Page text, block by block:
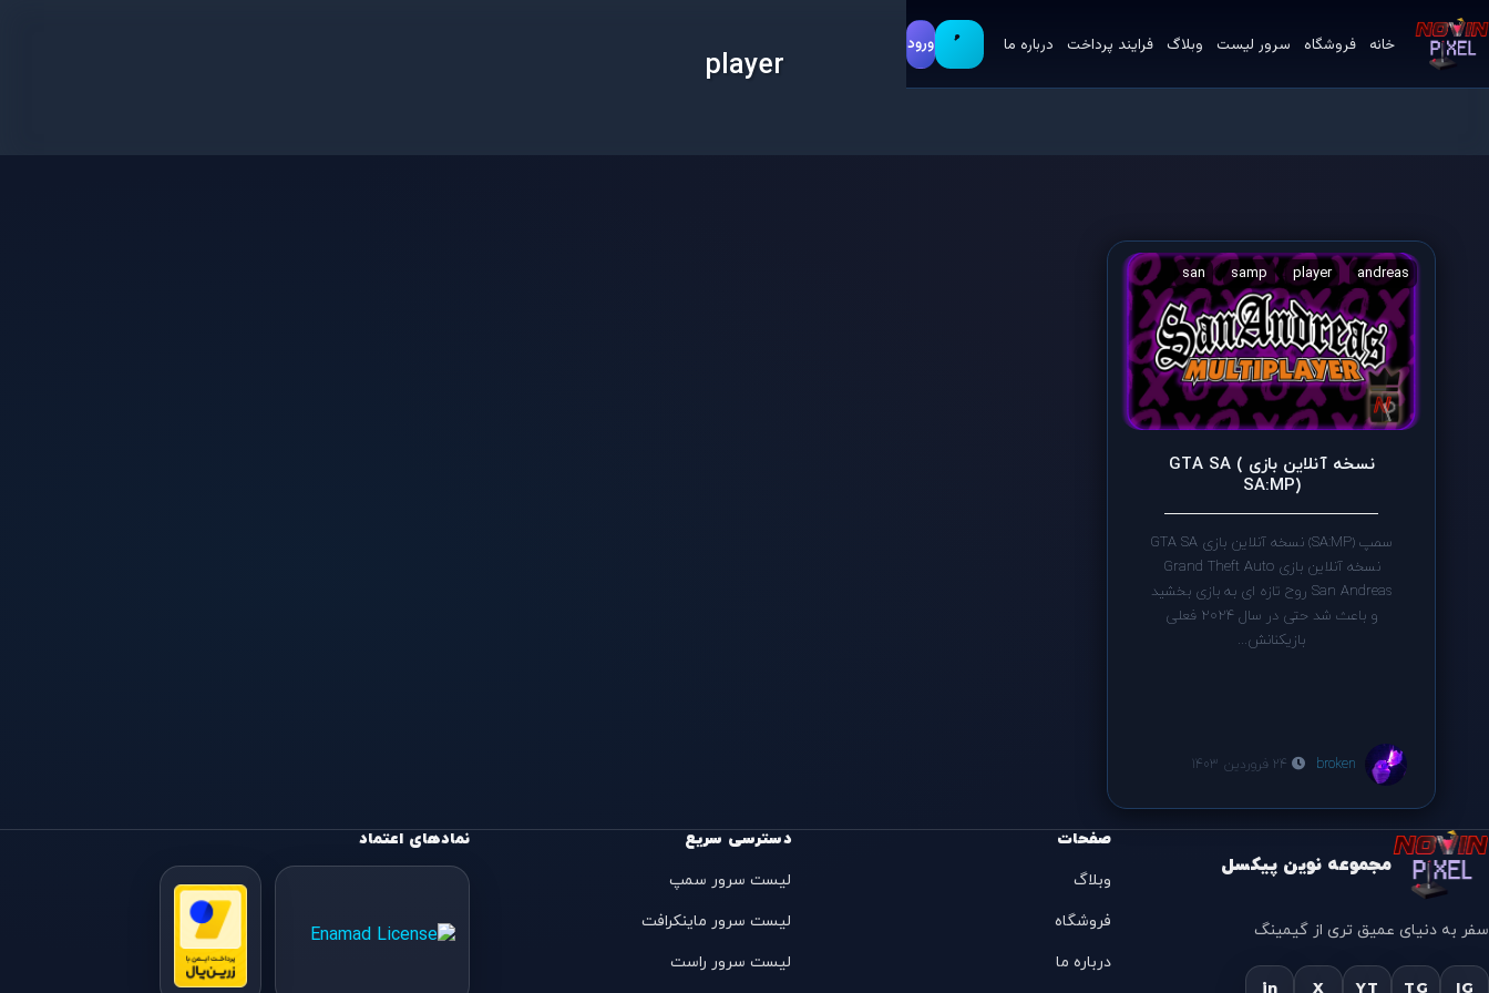
خانه فروشگاه سرور لیست وبلاگ فرایند پرداخت درباره ما ورود
player
andreas
player
samp
san آندریس
نسخه آنلاین بازی GTA SA (
SA:MP)
سمپ (SA:MP) نسخه آنلاین بازی GTA SA
نسخه آنلاین بازی Grand Theft Auto
San Andreas روح تازه ای به بازی بخشید
و باعث شد حتی در سال 2024 فعلی
بازیکنانش...
broken
مجموعه نوین پیکسل
سفر به دنیای عمیق تری از گیمینگ
صفحات
وبلاگ
فروشگاه
درباره ما
دسترسی سریع
لیست سرور سمپ
لیست سرور ماینکرافت
لیست سرور راست
نمادهای اعتماد